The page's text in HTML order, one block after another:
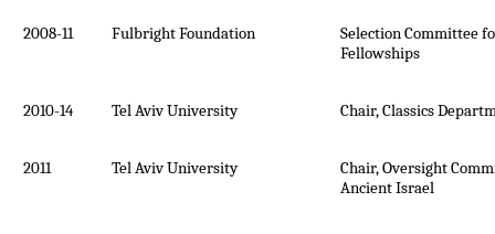
2008-11 Fulbright Foundation
Selection Committee
Fellowships
2010-14 Tel Aviv University Chair, Classics
2011 Tel Aviv University
Chair, Oversight
Ancient Israel